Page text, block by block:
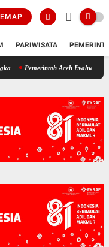
PARIWISATA
Pimpinan DPRK Desak